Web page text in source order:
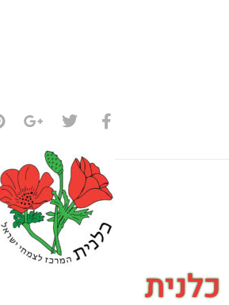
כלנית